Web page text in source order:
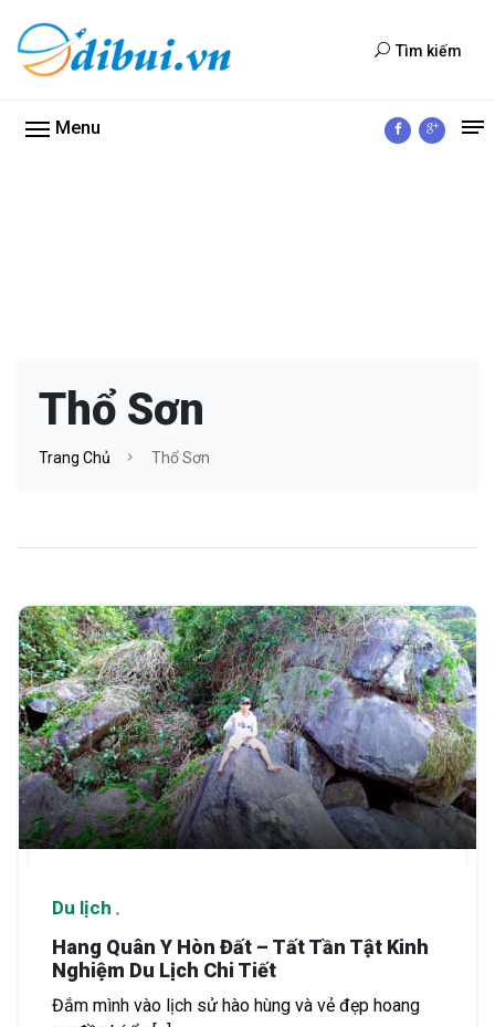
Tìm kiếm
Menu
Thổ Sơn
Trang Chủ Thổ Sơn
Du lịch
Hang Quân Y Hòn Đất – Tất Tần Tật Kinh
Nghiệm Du Lịch Chi Tiết
Đắm mình vào lịch sử hào hùng và vẻ đẹp hoang